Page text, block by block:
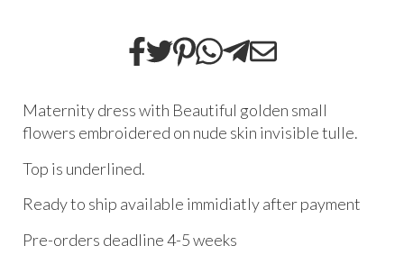
Maternity dress with Beautiful golden small
flowers embroidered on nude skin invisible tulle.
Top is underlined.
Ready to ship available immidiatly after payment
Pre-orders deadline 4-5 weeks